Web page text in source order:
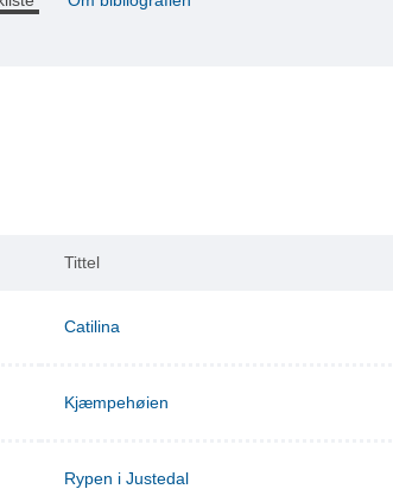
Tittel
Catilina
Kjæmpehøien
Rypen i Justedal